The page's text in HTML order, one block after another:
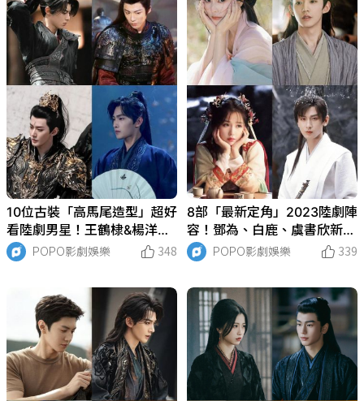
10位古裝「高馬尾造型」超好
看陸劇男星！王鶴棣&楊洋新
劇帥出新高度，劉宇寧《折
腰》讓人淪陷！
POPO影劇娛樂 348
8部「最新定角」2023陸劇陣
容！鄧為、白鹿、虞書欣新戲
官宣開拍，《雲之羽》眾演員
出演《大夢歸離》
POPO影劇娛樂 339